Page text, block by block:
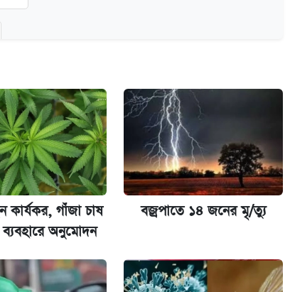
খান
বন্ধ
গেল
গাঁজা চাষ
অনুমোদন
বজ্রপাতে ১৪ জনের মৃ/ত্যু